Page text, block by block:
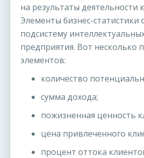
на результаты деятельности
Элементы бизнес-статистики
подсистему
предприятия. Вот несколько
элементов:
количество
сумма дохода;
пожизненная ценность
цена привлеченного
процент оттока